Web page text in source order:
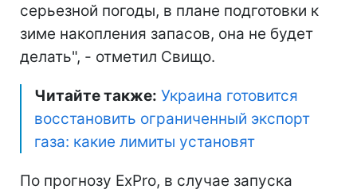
серьезной погоды, в плане подготовки к
зиме накопления запасов, она не будет
делать", - отметил Свищо.
Читайте также: Украина готовится
восстановить ограниченный экспорт
газа: какие лимиты установят
По прогнозу ExPro, в случае запуска